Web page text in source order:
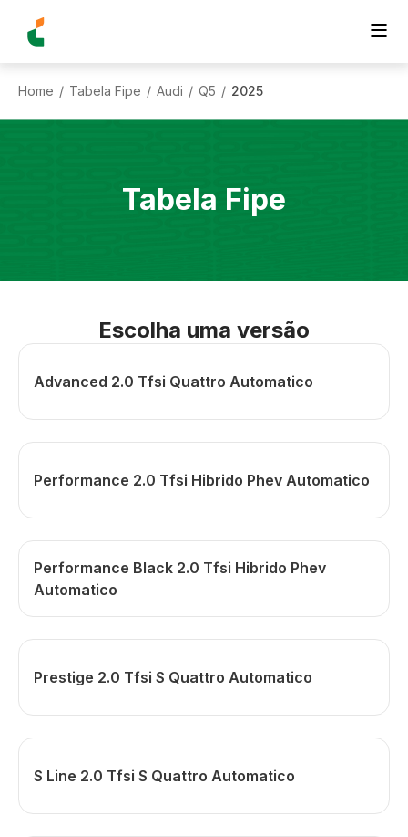
Home / Tabela Fipe / Audi / Q5 / 2025
Tabela Fipe
Escolha uma versão
Advanced 2.0 Tfsi Quattro Automatico
Performance 2.0 Tfsi Hibrido Phev Automatico
Performance Black 2.0 Tfsi Hibrido Phev
Automatico
Prestige 2.0 Tfsi S Quattro Automatico
S Line 2.0 Tfsi S Quattro Automatico